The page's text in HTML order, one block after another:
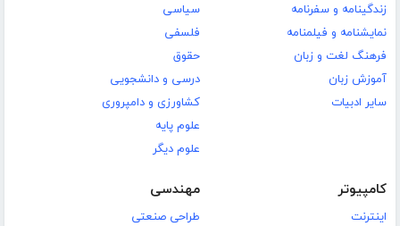
زندگینامه و سفرنامه
نمایشنامه و فیلمنامه
فرهنگ لغت و زبان
آموزش زبان
سایر ادبیات
سیاسی
فلسفی
حقوق
درسی و دانشجویی
کشاورزی و دامپروری
علوم پایه
علوم دیگر
کامپیوتر
اینترنت
مهندسی
طراحی صنعتی